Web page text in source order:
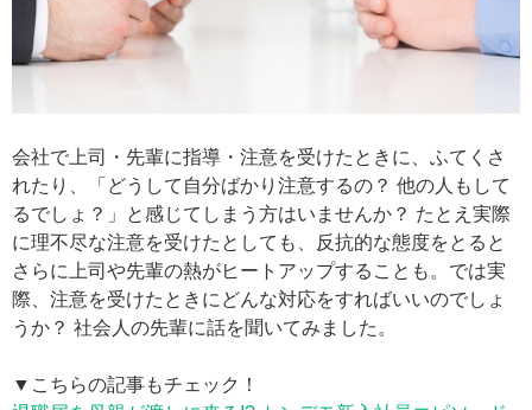
会社で上司・先輩に指導・注意を受けたときに、ふてくさ
れたり、「どうして自分ばかり注意するの？ 他の人もして
るでしょ？」と感じてしまう方はいませんか？ たとえ実際
に理不尽な注意を受けたとしても、反抗的な態度をとると
さらに上司や先輩の熱がヒートアップすることも。では実
際、注意を受けたときにどんな対応をすればいいのでしょ
うか？ 社会人の先輩に話を聞いてみました。
▼こちらの記事もチェック！